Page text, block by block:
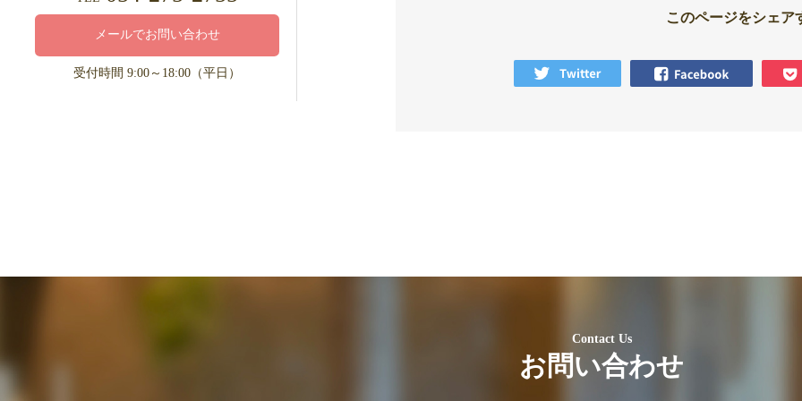
メールでお問い合わせ
受付時間 9:00～18:00（平日）
このページをシェア
Contact Us
お問い合わせ